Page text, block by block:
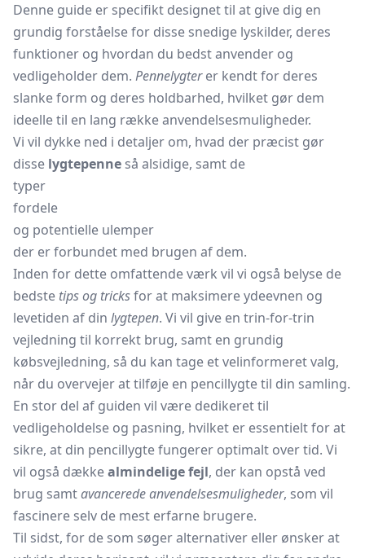
Denne guide er specifikt designet til at give dig en
grundig forståelse for disse snedige lyskilder, deres
funktioner og hvordan du bedst anvender og
vedligeholder dem. Pennelygterer kendt for deres
slanke form og deres holdbarhed, hvilket gør dem
ideelle til en lang række anvendelsesmuligheder.
Vi vil dykke ned i detaljer om, hvad der præcist gør
disse lygtepenne så alsidige, samt de
typer
fordele
og potentielle ulemper
der er forbundet med brugen af dem.
Inden for dette omfattende værk vil vi også belyse de
bedste tips og tricksfor at maksimere ydeevnen og
levetiden af din lygtepen. Vi vil give en trin-for-trin
vejledning til korrekt brug, samt en grundig
købsvejledning, så du kan tage et velinformeret valg,
når du overvejer at tilføje en pencillygte til din samling.
En stor del af guiden vil være dedikeret til
vedligeholdelse og pasning, hvilket er essentielt for at
sikre, at din pencillygte fungerer optimalt over tid. Vi
vil også dækkealmindelige fejl, der kan opstå ved
brug samtavancerede anvendelsesmuligheder, som vil
fascinere selv de mest erfarne brugere.
Til sidst, for de som søger alternativer eller ønsker at